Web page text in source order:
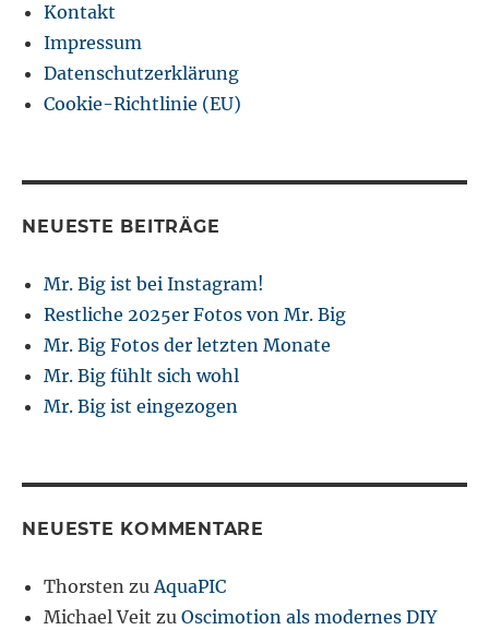
Kontakt
Impressum
Datenschutzerklärung
Cookie-Richtlinie (EU)
NEUESTE BEITRÄGE
Mr. Big ist bei Instagram!
Restliche 2025er Fotos von Mr. Big
Mr. Big Fotos der letzten Monate
Mr. Big fühlt sich wohl
Mr. Big ist eingezogen
NEUESTE KOMMENTARE
Thorsten zuAquaPIC
Michael Veit zuOscimotion als modernes DIY